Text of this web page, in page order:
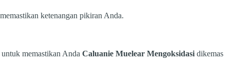
ketenangan pikiran Anda.
memastikan Anda Caluanie Muelear Mengoksidasi dikemas